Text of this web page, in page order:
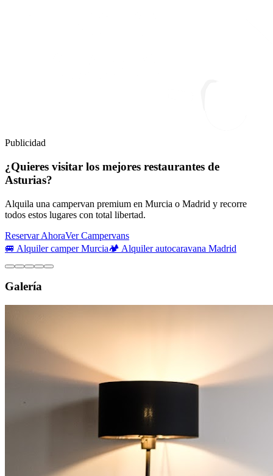
Publicidad
¿Quieres visitar los mejores restaurantes de
Asturias?
Alquila una campervan premium en Murcia o Madrid y recorre
todos estos lugares con total libertad.
Reservar AhoraVer Campervans
🚐 Alquiler camper Murcia🏕️ Alquiler autocaravana Madrid
Galería